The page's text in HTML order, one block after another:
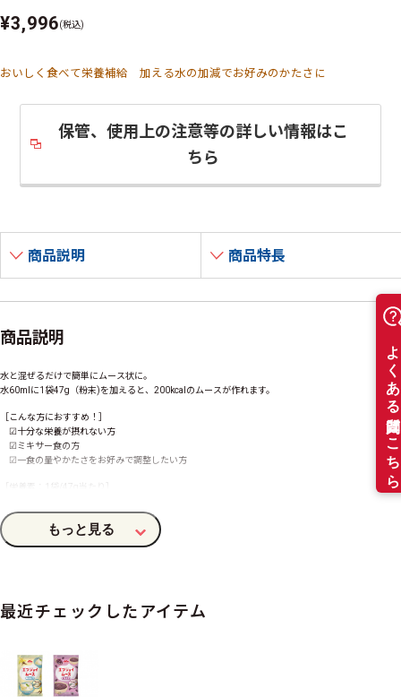
¥3,996(税込)
おいしく食べて栄養補給 加える水の加減でお好みのかたさに
保管、使用上の注意等の詳しい情報はこ
ちら
商品説明 商品特長
商品説明
水と混ぜるだけで簡単にムース状に。
水60mlに1袋47g （粉末)を加えると、200kcalのムースが作れます。
［こんな方におすすめ！］
☑十分な栄養が摂れない方
☑ミキサー食の方
☑一食の量やかたさをお好みで調整したい方
［栄養素：1袋/47
たんぱく質：7.5g
カルシウム：280㎎
食物繊維：2.1g
エンジョイムースの詳しい栄養組成はこちら
⑥-B［バラエティ］：1ケース（4種「バニラ味・あずき味・コーヒー味・バナナ味」×5袋）
最近チェックしたアイテム